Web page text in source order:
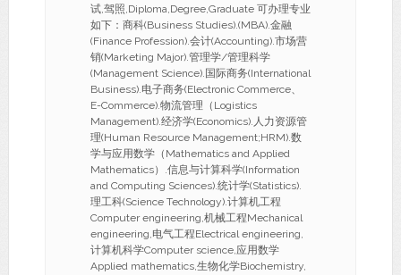
试,驾照,Diploma,Degree,Graduate 可办理专业
如下：商科(Business Studies).(MBA).金融
(Finance Profession).会计(Accounting).市场营
销(Marketing Major).管理学/管理科学
(Management Science).国际商务(International
Business).电子商务(Electronic Commerce、
E-Commerce).物流管理（Logistics
Management).经济学(Economics).人力资源管
理(Human Resource Management;HRM).数
学与应用数学（Mathematics and Applied
Mathematics）.信息与计算科学(Information
and Computing Sciences).统计学(Statistics).
理工科(Science Technology).计算机工程
Computer engineering,机械工程Mechanical
engineering,电气工程Electrical engineering,
计算机科学Computer science,应用数学
Applied mathematics,生物化学Biochemistry,